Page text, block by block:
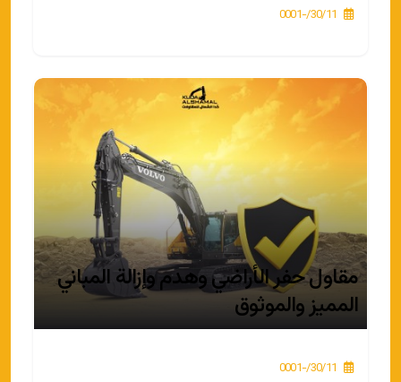
مقاول حفر الأراضي وهدم وإزالة المباني
المميز والموثوق